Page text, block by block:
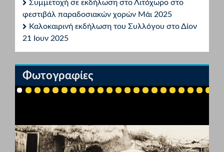
Συμμετοχή σε εκδήλωση στο Λιτόχωρο στο
φεστιβάλ παραδοσιακών χορών Μάι 2025
Καλοκαιρινή εκδήλωση του Συλλόγου στο Δίον
21 Ιουν 2025
Φωτογραφίες